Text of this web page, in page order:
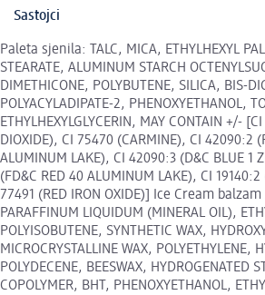
Sastojci
Paleta sjenila: TALC, MICA, ETHYLHEXYL
STEARATE, ALUMINUM STARCH
DIMETHICONE, POLYBUTENE, SILICA, BIS-
POLYACYLADIPATE-2, PHENOXYETHANOL,
ETHYLHEXYLGLYCERIN, MAY CONTAIN +/-
DIOXIDE), CI 75470 (CARMINE), CI 42090:2
ALUMINUM LAKE), CI 42090:3 (D&C BLUE 1
(FD&C RED 40 ALUMINUM LAKE), CI 19140:2
77491 (RED IRON OXIDE)] Ice Cream
PARAFFINUM LIQUIDUM (MINERAL OIL),
POLYISOBUTENE, SYNTHETIC WAX,
MICROCRYSTALLINE WAX, POLYETHYLENE,
POLYDECENE, BEESWAX, HYDROGENATED
COPOLYMER, BHT, PHENOXYETHANOL,